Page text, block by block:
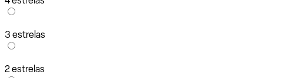
3 estrelas
2 estrelas